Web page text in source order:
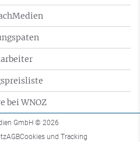
bei WNOZ
GmbH © 2026
AGBCookies und Tracking